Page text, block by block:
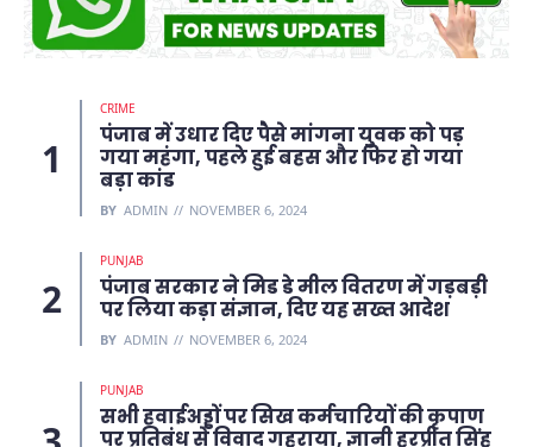
CRIME
पंजाब में उधार दिए पैसे मांगना युवक को पड़
गया महंगा, पहले हुई बहस और फिर हो गया
बड़ा कांड
BY ADMIN NOVEMBER 6, 2024
PUNJAB
पंजाब सरकार ने मिड डे मील वितरण में गड़बड़ी
पर लिया कड़ा संज्ञान, दिए यह सख्त आदेश
BY ADMIN NOVEMBER 6, 2024
PUNJAB
सभी हवाईअड्डों पर सिख कर्मचारियों की कृपाण
पर प्रतिबंध से विवाद गहराया, ज्ञानी हरप्रीत सिंह